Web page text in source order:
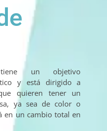
un objetivo
y está dirigido a
quieren tener un
ya sea de color o
en un cambio total en